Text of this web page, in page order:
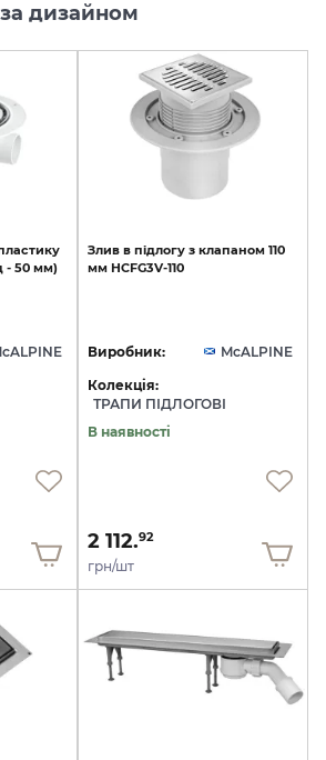
дизайном
- 50 мм)
Злив в підлогу з клапаном 110
мм HCFG3V-110
Виробник:
McALPINE
Колекція:
ТРАПИ ПІДЛОГОВІ
В наявності
2 112.92
грн/шт